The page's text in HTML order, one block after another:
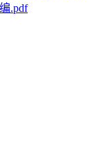
.pdf